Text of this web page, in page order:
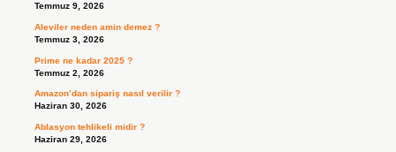
Temmuz 9, 2026
Aleviler neden amin demez ?
Temmuz 3, 2026
Prime ne kadar 2025 ?
Temmuz 2, 2026
Amazon’dan sipariş nasıl verilir ?
Haziran 30, 2026
Ablasyon tehlikeli midir ?
Haziran 29, 2026